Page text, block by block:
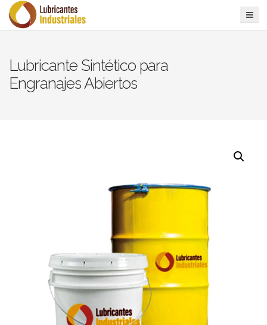
Lubricante Sintético para
Engranajes Abiertos